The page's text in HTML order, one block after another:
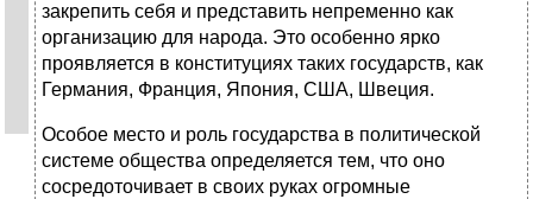
закрепить себя и представить непременно как
организацию для народа. Это особенно ярко
проявляется в конституциях таких государств, как
Германия, Франция, Япония, США, Швеция.
Особое место и роль государства в политической
системе общества определяется тем, что оно
сосредоточивает в своих руках огромные